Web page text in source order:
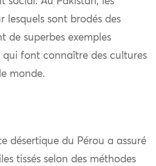
lesquels sont brodés des
de superbes exemples
qui font connaître des cultures
monde.
désertique du Pérou a assuré
tissés selon des méthodes